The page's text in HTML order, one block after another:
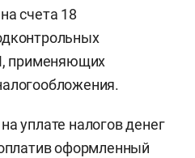
счета 18
применяющих
уплате налогов денег
оформленный